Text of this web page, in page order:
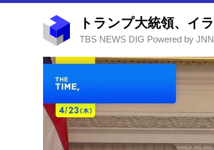
TBS NEWS DIG Powered by JNN